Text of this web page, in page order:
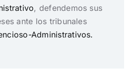
, defendemos sus
ante los tribunales
Administrativos.